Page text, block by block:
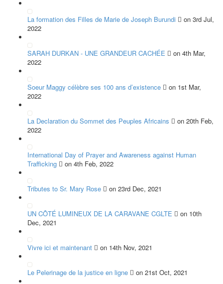
La formation des Filles de Marie de Joseph Burundi
on 3rd Jul,
2022
SARAH DURKAN - UNE GRANDEUR CACHÉE
on 4th Mar,
2022
Soeur Maggy célèbre ses 100 ans d’existence
on 1st Mar,
2022
La Declaration du Sommet des Peuples Africains
on 20th Feb,
2022
International Day of Prayer and Awareness against Human
Trafficking
on 4th Feb, 2022
Tributes to Sr. Mary Rose on 23rd Dec, 2021
UN CÔTÉ LUMINEUX DE LA CARAVANE CGLTE
on 10th
Dec, 2021
Vivre ici et maintenant on 14th Nov, 2021
Le Pelerinage de la justice en ligne on 21st Oct, 2021